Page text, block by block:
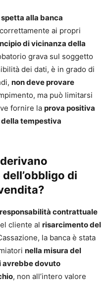
spetta alla banca
ai propri
di vicinanza della
grava sul soggetto
dei dati, è in grado di
non deve provare
ma può limitarsi
fornire la prova positiva
tempestiva
di
responsabilità contrattuale
cliente al risarcimento del
la banca è stata
nella misura del
avrebbe dovuto
, non all’intero valore